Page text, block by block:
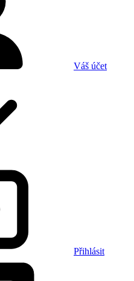
Váš účet
Přihlásit